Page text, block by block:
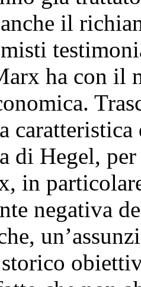
il
ha con il
di Hegel,
in
negativa